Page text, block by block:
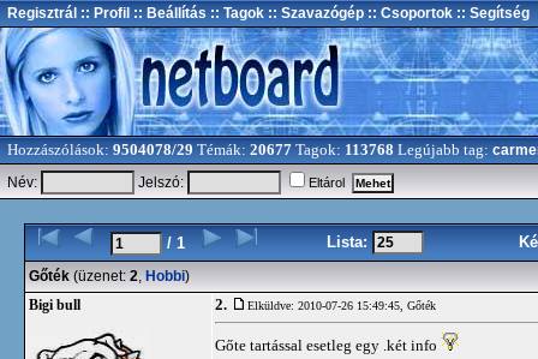
Regisztrál :: Profil :: Beállítás :: Tagok :: Szavazógép :: Csoportok :: Segítség
Hozzászólások: 9504078/29 Témák: 20677 Tagok: 113768 Legújabb tag:
Név:
Jelszó: Eltárol
/ 1 Lista:
Gőték (üzenet: 2, Hobbi)
Bigi bull 2. Elküldve: 2010-07-26 15:49:45, Gőték
Gőte tartással esetleg egy .két info